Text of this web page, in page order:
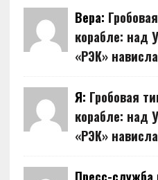
Вера:
корабле: над
«РЭК»
Я: Гробовая
корабле: над
«РЭК»